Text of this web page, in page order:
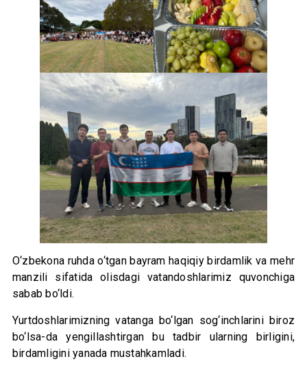
O‘zbekona ruhda o‘tgan bayram haqiqiy birdamlik va mehr
manzili sifatida olisdagi vatandoshlarimiz quvonchiga
sabab bo‘ldi.
Yurtdoshlarimizning vatanga bo‘lgan sog‘inchlarini biroz
bo‘lsa-da yengillashtirgan bu tadbir ularning birligini,
birdamligini yanada mustahkamladi.